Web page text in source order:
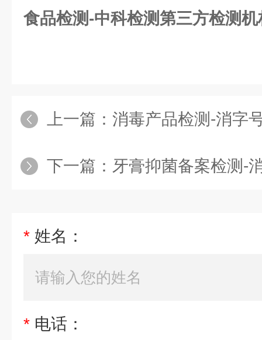
食品检测-中科检测第三方检测机
上一篇： 消毒产品检测-消字
下一篇： 牙膏抑菌备案检测-
* 姓名：
* 电话：